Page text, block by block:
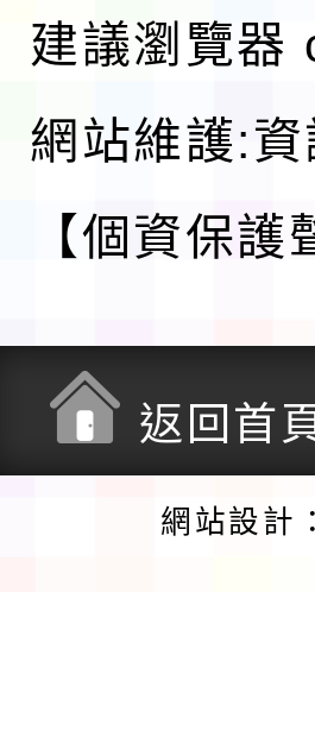
建議瀏覽器
網站維護:資
【個資保護
返回首
網站設計